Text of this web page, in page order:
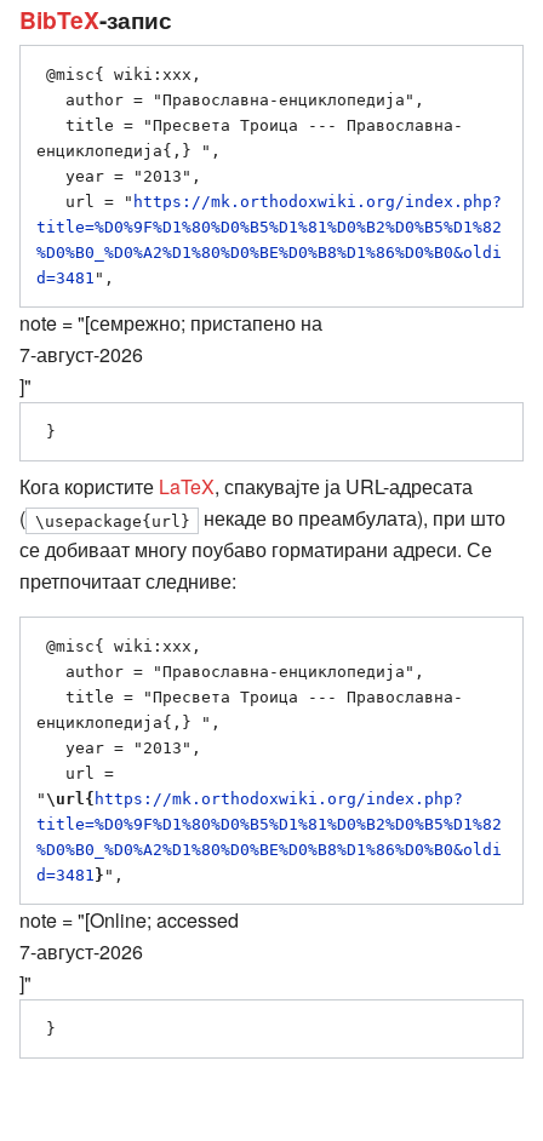
BibTeX-запис
енциклопедија{,} ",
   url = "
https://mk.orthodoxwiki.org/index.php?
title=%D0%9F%D1%80%D0%B5%D1%81%D0%B2%D0%B5%D1%82
%D0%B0_%D0%A2%D1%80%D0%BE%D0%B8%D1%86%D0%B0&oldi
d=3481
note = "[семрежно; пристапено на
7-август-2026
]"
Кога користите LaTeX, спакувајте ја URL-адресата
( \usepackage{url}
некаде во преамбулата), при што
се добиваат многу поубаво горматирани адреси. Се
претпочитаат следниве:
енциклопедија{,} ",
" \url{ https://mk.orthodoxwiki.org/index.php?
title=%D0%9F%D1%80%D0%B5%D1%81%D0%B2%D0%B5%D1%82
%D0%B0_%D0%A2%D1%80%D0%BE%D0%B8%D1%86%D0%B0&oldi
d=3481 }
note = "[Online; accessed
7-август-2026
]"